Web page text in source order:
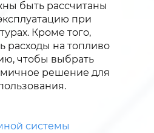
быть рассчитаны
при
Кроме того,
расходы на топливо
чтобы выбрать
решение для
системы